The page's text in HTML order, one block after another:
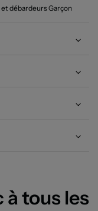
débardeurs Garçon
à tous les